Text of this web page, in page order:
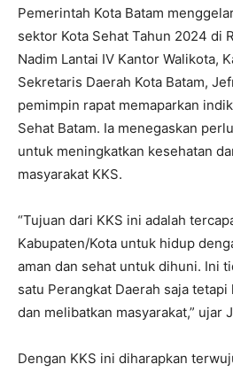
Pemerintah Kota Batam
sektor Kota Sehat Tahun 2024 di
Nadim Lantai IV Kantor Walikota,
Sekretaris Daerah Kota Batam,
pemimpin rapat memaparkan
Sehat Batam. Ia menegaskan
untuk meningkatkan kesehatan
masyarakat KKS.
“Tujuan dari KKS ini adalah
Kabupaten/Kota untuk hidup
aman dan sehat untuk dihuni. Ini
satu Perangkat Daerah saja
dan melibatkan masyarakat,” ujar
Dengan KKS ini diharapkan